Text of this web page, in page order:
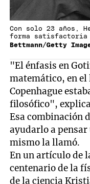
Bettmann/Getty
Con solo 23 años,
forma satisfactoria
"El énfasis en
matemático, en
Copenhague
filosófico",
Esa combinación
ayudarlo a
mismo la llamó.
En un artículo de
centenario de la
de la ciencia